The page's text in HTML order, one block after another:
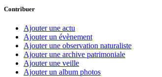
Contribuer
Ajouter une actu
Ajouter un évènement
Ajouter une observation naturaliste
Ajouter une archive patrimoniale
Ajouter une veille
Ajouter un album photos